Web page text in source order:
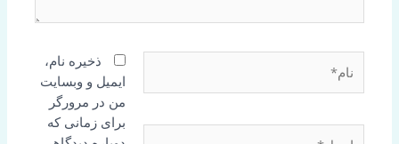
ذخیره نام،
ایمیل و وبسایت
من در مرورگر
برای زمانی که